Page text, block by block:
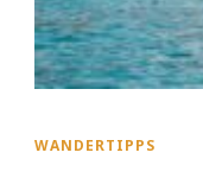
WANDERTIPPS